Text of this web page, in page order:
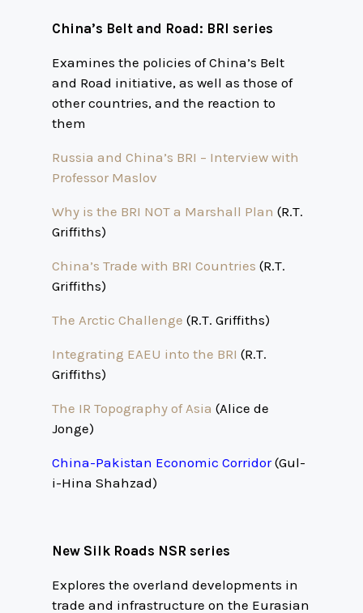
China’s Belt and Road: BRI series
Examines the policies of China’s Belt
and Road initiative, as well as those of
other countries, and the reaction to
them
Russia and China’s BRI – Interview with
Professor Maslov
Why is the BRI NOT a Marshall Plan (R.T.
Griffiths)
China’s Trade with BRI Countries (R.T.
Griffiths)
The Arctic Challenge (R.T. Griffiths)
Integrating EAEU into the BRI (R.T.
Griffiths)
The IR Topography of Asia (Alice de
Jonge)
China-Pakistan Economic Corridor(Gul-
i-Hina Shahzad)
New Silk Roads NSR series
Explores the overland developments in
trade and infrastructure on the Eurasian